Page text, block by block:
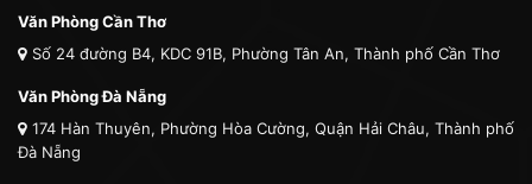
Văn Phòng Cần Thơ
Số 24 đường B4, KDC 91B, Phường Tân An, Thành phố Cần Thơ
Văn Phòng Đà Nẵng
174 Hàn Thuyên, Phường Hòa Cường, Quận Hải Châu, Thành phố
Đà Nẵng